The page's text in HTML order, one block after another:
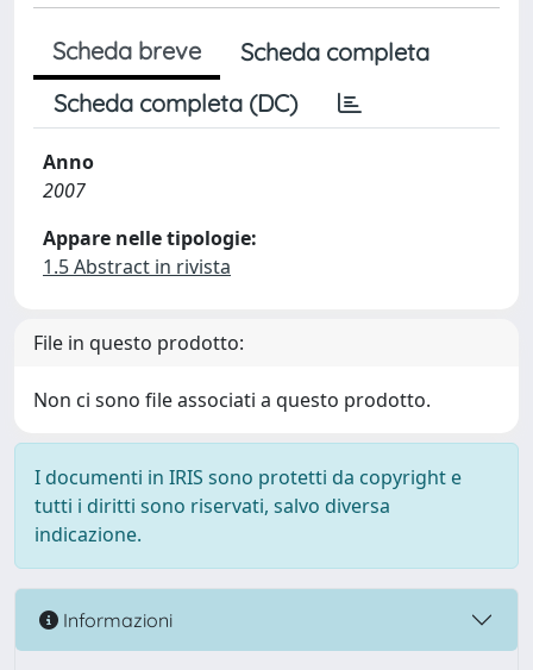
Scheda breve
Scheda completa
Scheda completa (DC)
Anno
2007
Appare nelle tipologie:
1.5 Abstract in rivista
File in questo prodotto:
Non ci sono file associati a questo prodotto.
I documenti in IRIS sono protetti da copyright e
tutti i diritti sono riservati, salvo diversa
indicazione.
Informazioni